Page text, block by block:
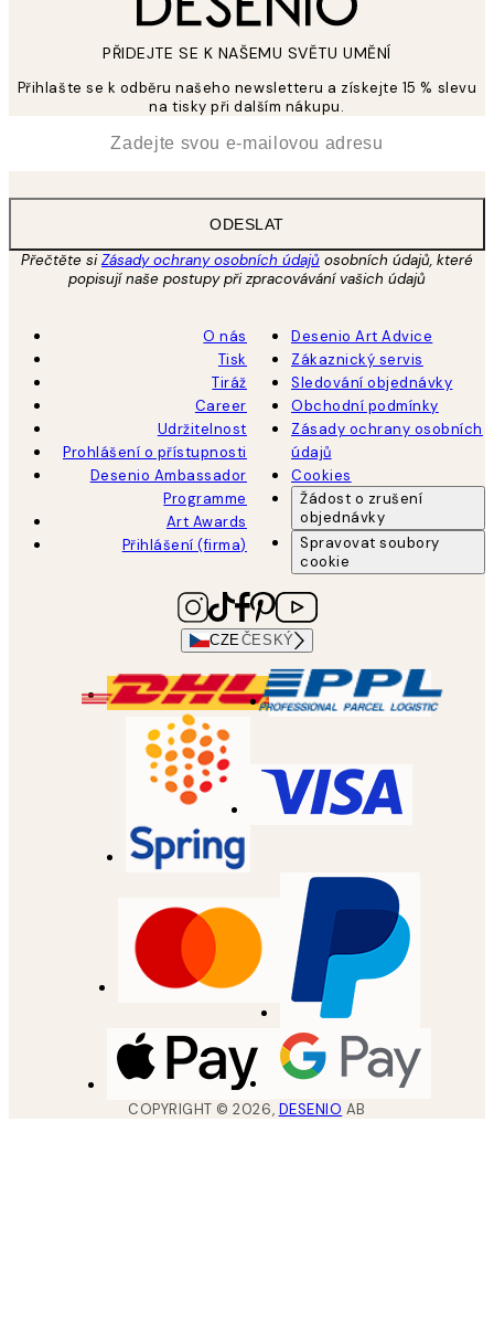
PŘIDEJTE SE K NAŠEMU SVĚTU UMĚNÍ
Přihlašte se k odběru našeho newsletteru a získejte 15 % slevu
na tisky při dalším nákupu.
ODESLAT
Přečtěte siZásady ochrany osobních údajů osobních údajů, které
popisují naše postupy při zpracovávání vašich údajů
O nás
Tisk
Tiráž
Career
Udržitelnost
Prohlášení o přístupnosti
Desenio Ambassador
Programme
Art Awards
Přihlášení (firma)
Desenio Art Advice
Zákaznický servis
Sledování objednávky
Obchodní podmínky
Zásady ochrany osobních
údajů
Cookies
Žádost o zrušení
objednávky
Spravovat soubory
cookie
CZEČESKÝ
COPYRIGHT ©2026, DESENIO AB